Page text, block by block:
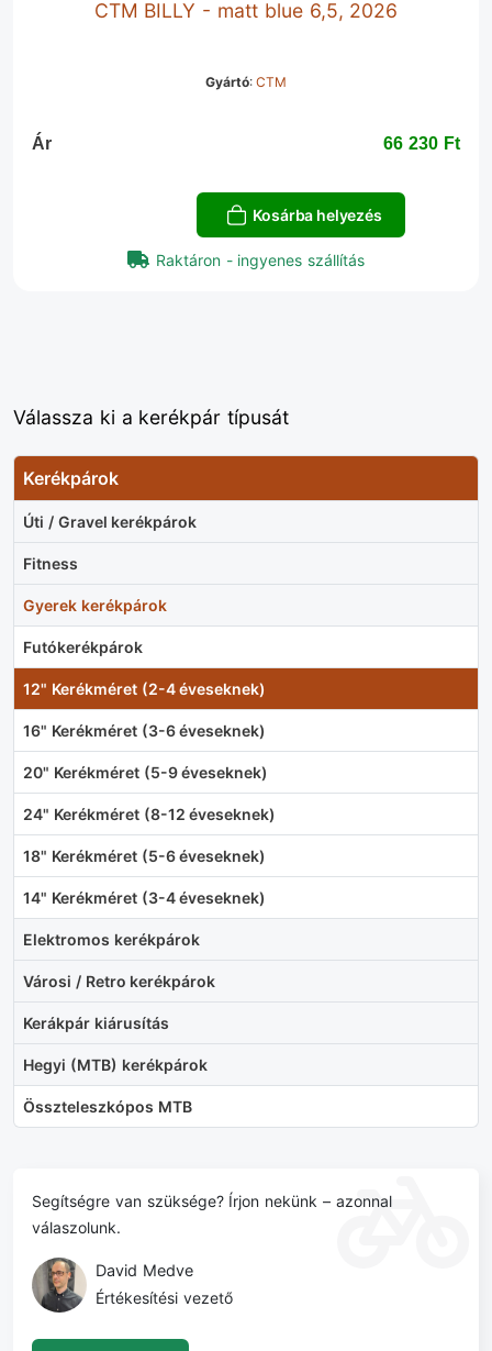
Válassza ki a kerékpár típusát
Kerékpárok
Úti / Gravel kerékpárok
Fitness
Gyerek kerékpárok
Futókerékpárok
12" Kerékméret (2-4 éveseknek)
16" Kerékméret (3-6 éveseknek)
20" Kerékméret (5-9 éveseknek)
24" Kerékméret (8-12 éveseknek)
18" Kerékméret (5-6 éveseknek)
14" Kerékméret (3-4 éveseknek)
Elektromos kerékpárok
Városi / Retro kerékpárok
Kerákpár kiárusítás
Hegyi (MTB) kerékpárok
Összteleszkópos MTB
Segítségre van szüksége? Írjon nekünk – azonnal
válaszolunk.
David Medve
Értékesítési vezető
CTM BILLY - matt blue 6,5, 2026
Gyártó:CTM
Ár 66 230 Ft‎
Kosárba helyezés
Raktáron - ingyenes szállítás